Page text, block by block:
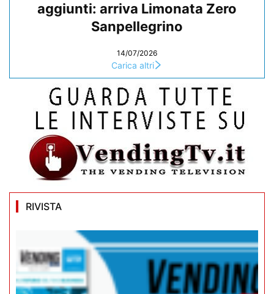
aggiunti: arriva Limonata Zero
Sanpellegrino
14/07/2026
Carica altri
RIVISTA